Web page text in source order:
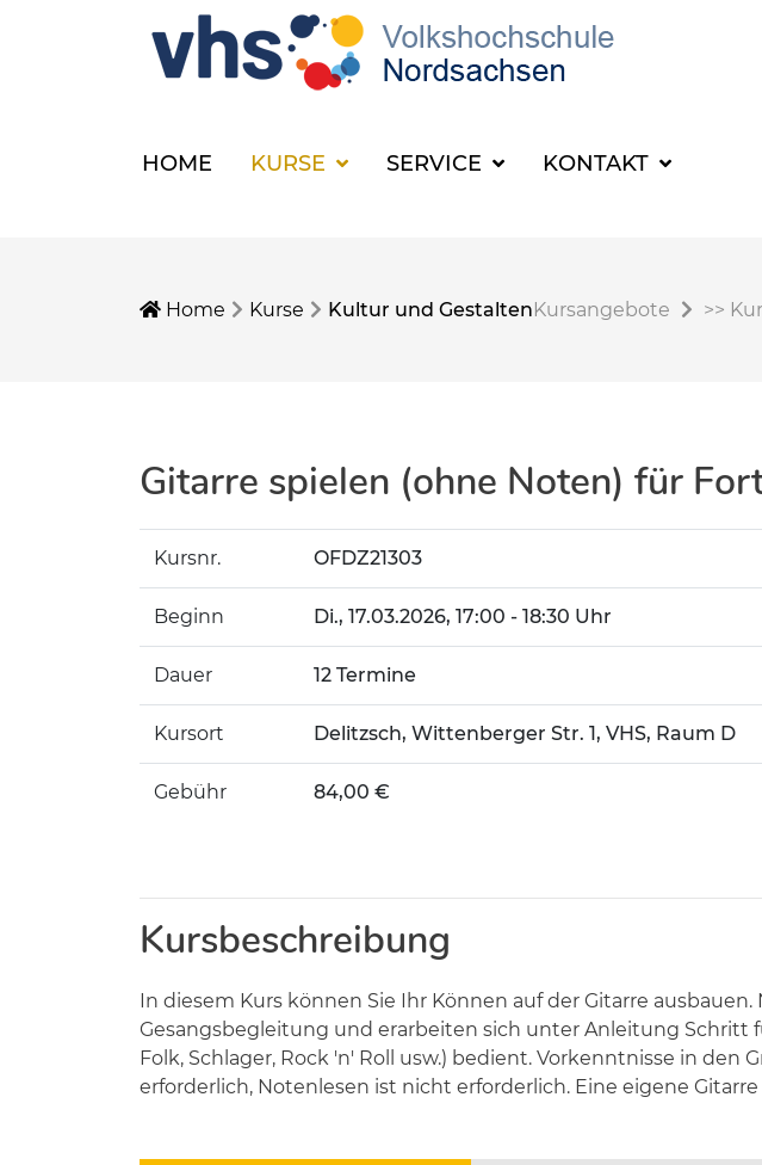
HOME KURSE SERVICE KONTAKT
Home Kurse Kultur und GestaltenKursangebote >>
Gitarre spielen (ohne Noten) für
Kursnr. OFDZ21303
Beginn Di., 17.03.2026, 17:00 - 18:30 Uhr
Dauer 12 Termine
Kursort Delitzsch, Wittenberger Str. 1, VHS, Raum D
Gebühr 84,00 €
Kursbeschreibung
In diesem Kurs können Sie Ihr Können auf der Gitarre
Gesangsbegleitung und erarbeiten sich unter Anleitung Schritt
Folk, Schlager, Rock 'n' Roll usw.) bedient. Vorkenntnisse in
erforderlich, Notenlesen ist nicht erforderlich. Eine eigene